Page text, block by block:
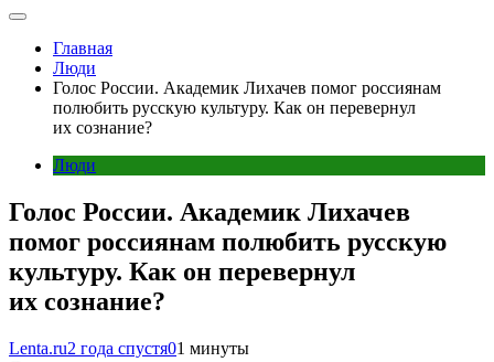
Главная
Люди
Голос России. Академик Лихачев помог россиянам
полюбить русскую культуру. Как он перевернул
их сознание?
Люди
Голос России. Академик Лихачев
помог россиянам полюбить русскую
культуру. Как он перевернул
их сознание?
Lenta.ru2 года спустя01 минуты